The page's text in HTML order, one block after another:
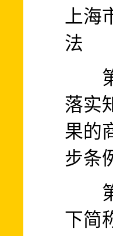
上海
法
第
落实
果的
步条
第
下简